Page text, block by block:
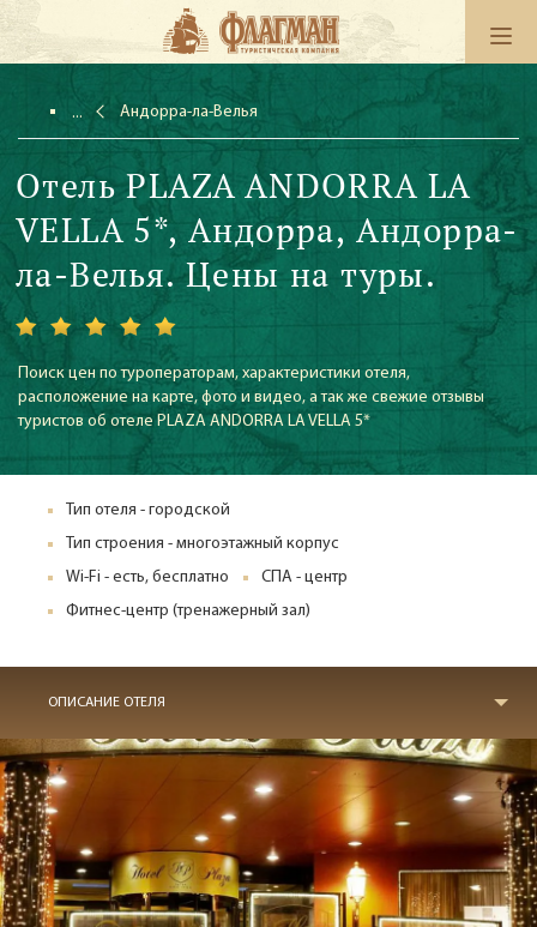
Андорра-ла-Велья
Отель PLAZA ANDORRA LA
VELLA 5*, Андорра, Андорра-
ла-Велья. Цены на туры.
Поиск цен по туроператорам, характеристики отеля,
расположение на карте, фото и видео, а так же свежие отзывы
туристов об отеле PLAZA ANDORRA LA VELLA 5*
Тип отеля - городской
Тип строения - многоэтажный корпус
Wi-Fi - есть, бесплатно
СПА - центр
Фитнес-центр (тренажерный зал)
ОПИСАНИЕ ОТЕЛЯ